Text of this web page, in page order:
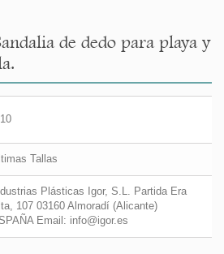
de dedo para playa y
Tallas
Plásticas Igor, S.L. Partida Era
107 03160 Almoradí (Alicante)
Email: info@igor.es